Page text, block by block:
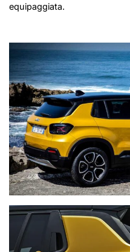
equipaggiata.